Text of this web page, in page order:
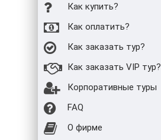
Как купить?
Как оплатить?
Как заказать тур?
Как заказать VIP тур?
Корпоративные туры
FAQ
О фирме